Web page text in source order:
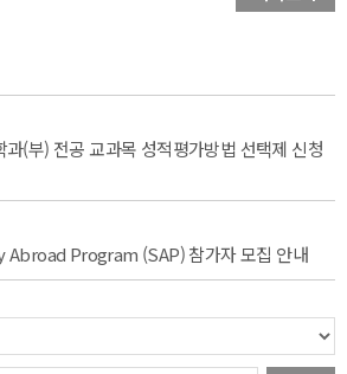
(부) 전공 교과목 성적평가방법 선택제 신청
Abroad Program (SAP) 참가자 모집 안내